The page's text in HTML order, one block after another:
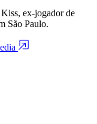
ex-jogador de
São Paulo.